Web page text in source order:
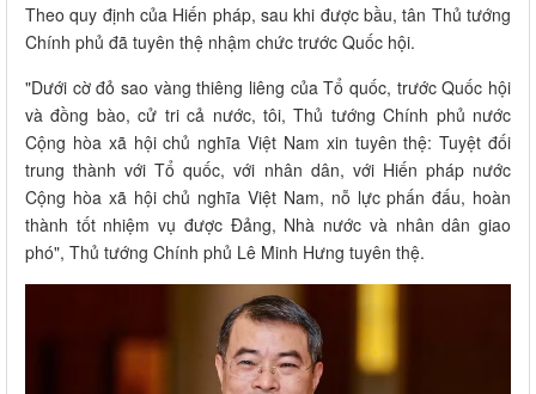
Theo quy định của Hiến pháp, sau khi được bầu, tân Thủ tướng
Chính phủ đã tuyên thệ nhậm chức trước Quốc hội.
"Dưới cờ đỏ sao vàng thiêng liêng của Tổ quốc, trước Quốc hội
và đồng bào, cử tri cả nước, tôi, Thủ tướng Chính phủ nước
Cộng hòa xã hội chủ nghĩa Việt Nam xin tuyên thệ: Tuyệt đối
trung thành với Tổ quốc, với nhân dân, với Hiến pháp nước
Cộng hòa xã hội chủ nghĩa Việt Nam, nỗ lực phấn đấu, hoàn
thành tốt nhiệm vụ được Đảng, Nhà nước và nhân dân giao
phó", Thủ tướng Chính phủ Lê Minh Hưng tuyên thệ.